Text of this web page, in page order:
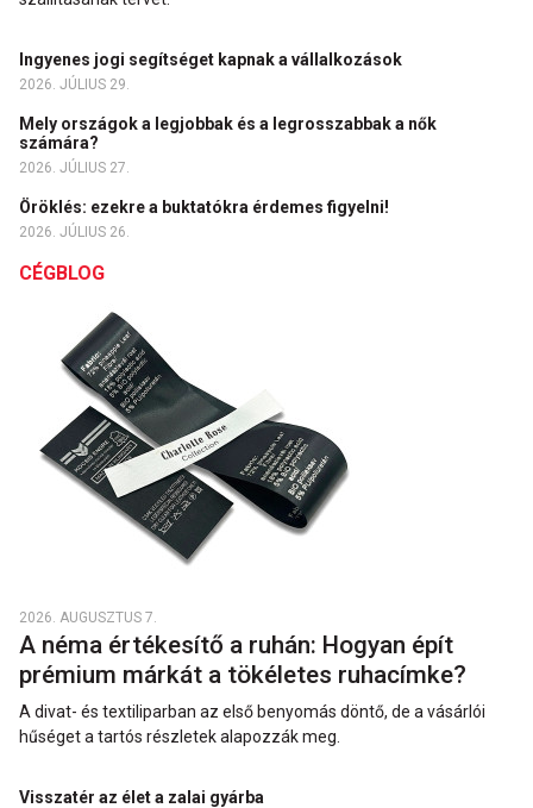
Ingyenes jogi segítséget kapnak a vállalkozások
2026. JÚLIUS 29.
Mely országok a legjobbak és a legrosszabbak a nők
számára?
2026. JÚLIUS 27.
Öröklés: ezekre a buktatókra érdemes figyelni!
2026. JÚLIUS 26.
CÉGBLOG
2026. AUGUSZTUS 7.
A néma értékesítő a ruhán: Hogyan épít
prémium márkát a tökéletes ruhacímke?
A divat- és textiliparban az első benyomás döntő, de a vásárlói
hűséget a tartós részletek alapozzák meg.
Visszatér az élet a zalai gyárba